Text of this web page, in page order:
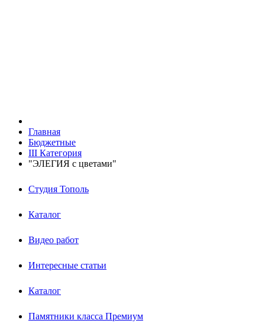
Главная
Бюджетные
III Категория
"ЭЛЕГИЯ с цветами"
Студия Тополь
Каталог
Видео работ
Интересные статьи
Каталог
Памятники класса Премиум